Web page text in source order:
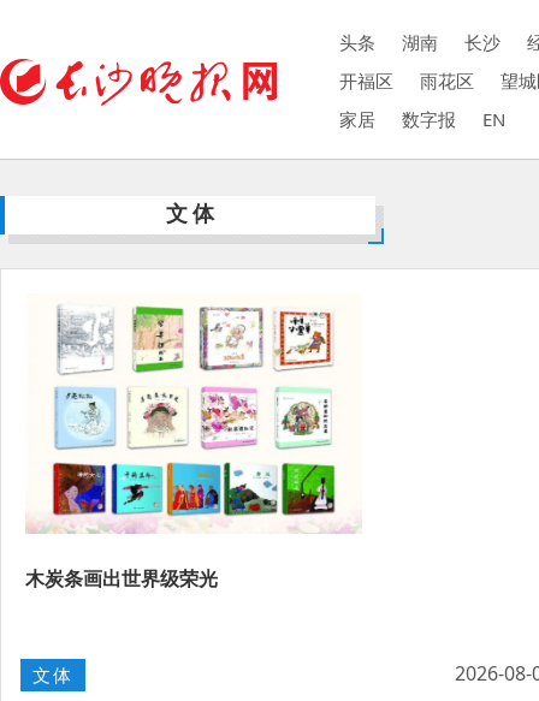
头条 湖南 长沙
开福区
雨花区
望
家居
数字报 EN
文体
木炭条画出世界级荣光
文体 2026-08-